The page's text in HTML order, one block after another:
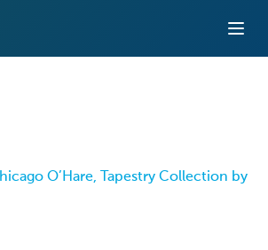
O’Hare, Tapestry Collection by